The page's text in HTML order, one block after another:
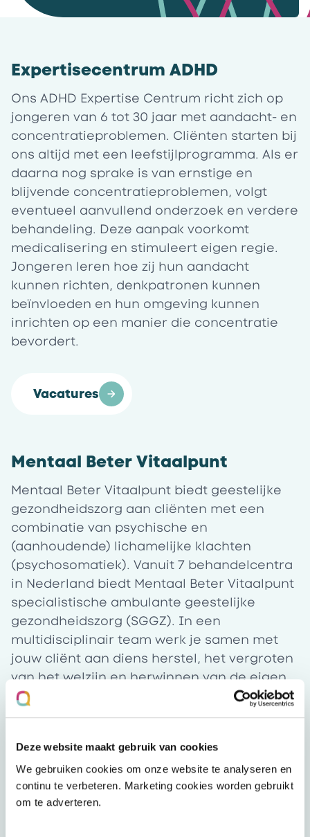
Deze website maakt gebruik van cookies
We gebruiken cookies om onze website te analyseren en
continu te verbeteren. Marketing cookies worden gebruikt
om te adverteren.
Expertisecentrum ADHD
Ons ADHD Expertise Centrum richt zich op
jongeren van 6 tot 30 jaar met aandacht- en
concentratieproblemen. Cliënten starten bij
ons altijd met een leefstijlprogramma. Als er
daarna nog sprake is van ernstige en
blijvende concentratieproblemen, volgt
eventueel aanvullend onderzoek en verdere
behandeling. Deze aanpak voorkomt
medicalisering en stimuleert eigen regie.
Jongeren leren hoe zij hun aandacht
kunnen richten, denkpatronen kunnen
beïnvloeden en hun omgeving kunnen
inrichten op een manier die concentratie
bevordert.
Vacatures
Mentaal Beter Vitaalpunt
Mentaal Beter Vitaalpunt biedt geestelijke
gezondheidszorg aan cliënten met een
combinatie van psychische en
(aanhoudende) lichamelijke klachten
(psychosomatiek). Vanuit 7 behandelcentra
in Nederland biedt Mentaal Beter Vitaalpunt
specialistische ambulante geestelijke
gezondheidszorg (SGGZ). In een
multidisciplinair team werk je samen met
jouw cliënt aan diens herstel, het vergroten
van het welzijn en herwinnen van de eigen
regie. Dit doen we door de balans tussen
psyche, lichaam en omgevingsfactoren te
Vacatures